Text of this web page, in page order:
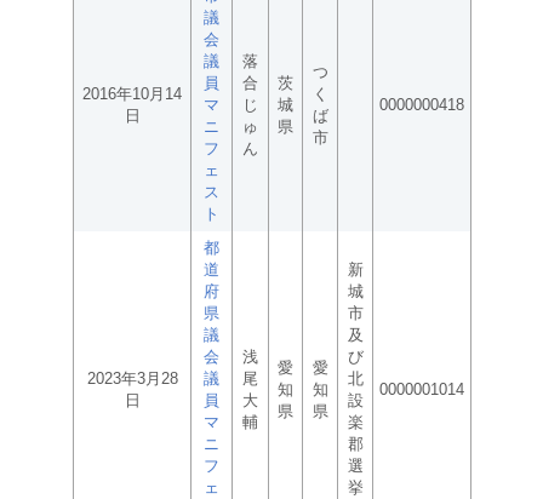
2016年10月14
日
議
会
議
員
マ
ニ
フ
ェ
ス
ト
落
合
じ
ゅ
ん
茨
城
県
つ
く
ば
市
0000000418
2023年3月28
日
都
道
府
県
議
会
議
員
マ
ニ
フ
ェ
浅
尾
大
輔
愛
知
県
愛
知
県
新
城
市
及
び
北
設
楽
郡
選
挙
0000001014